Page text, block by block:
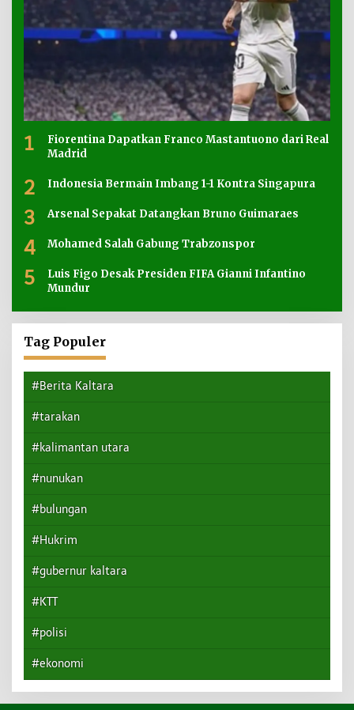
1
Fiorentina Dapatkan Franco Mastantuono dari Real
Madrid
2 Indonesia Bermain Imbang 1-1 Kontra Singapura
3 Arsenal Sepakat Datangkan Bruno Guimaraes
4 Mohamed Salah Gabung Trabzonspor
5
Luis Figo Desak Presiden FIFA Gianni Infantino
Mundur
Tag Populer
#Berita Kaltara
#tarakan
#kalimantan utara
#nunukan
#bulungan
#Hukrim
#gubernur kaltara
#KTT
#polisi
#ekonomi